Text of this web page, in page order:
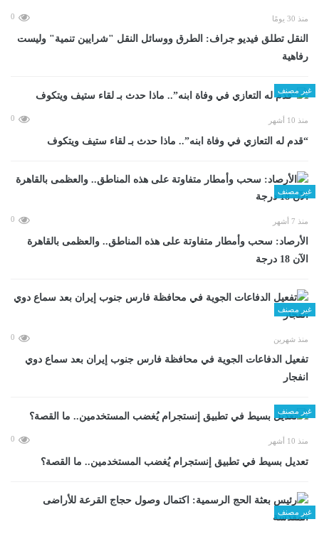
منذ 30 يومًا 0
​النقل تطلق فيديو جراف: الطرق ووسائل النقل "شرايين تنمية" وليست
رفاهية
غير مصنف
منذ 10 أشهر 0
“قدم له التعازي في وفاة ابنه”.. ماذا حدث بـ لقاء ستيف ويتكوف
غير مصنف
منذ 7 أشهر 0
الأرصاد: سحب وأمطار متفاوتة على هذه المناطق.. والعظمى بالقاهرة
الآن 18 درجة
غير مصنف
منذ شهرين 0
تفعيل الدفاعات الجوية في محافظة فارس جنوب إيران بعد سماع دوي
انفجار
غير مصنف
منذ 10 أشهر 0
تعديل بسيط في تطبيق إنستجرام يُغضب المستخدمين.. ما القصة؟
غير مصنف